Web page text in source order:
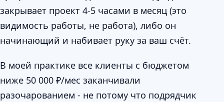
закрывает проект 4-5 часами в месяц (это
видимость работы, не работа), либо он
начинающий и набивает руку за ваш счёт.
В моей практике все клиенты с бюджетом
ниже 50 000 ₽/мес заканчивали
разочарованием - не потому что подрядчик